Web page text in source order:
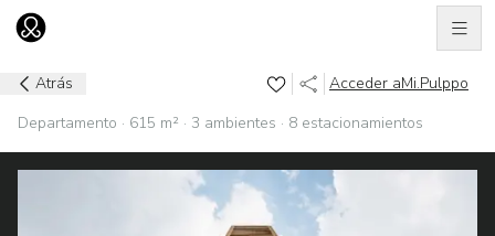
Ir al home
Atrás Acceder aMi.Pulppo
Departamento · 615 m² · 3 ambientes · 8 estacionamientos